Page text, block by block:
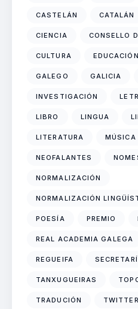
CASTELÁN CATALÁN
CIENCIA CONSELLO
CULTURA EDUCACIÓN
GALEGO GALICIA
INVESTIGACIÓN
LIBRO LINGUA
LITERATURA MÚSICA
NEOFALANTES
NORMALIZACIÓN
NORMALIZACIÓN
POESÍA PREMIO
REAL ACADEMIA GALEGA
REGUEIFA
TANXUGUEIRAS
TRADUCIÓN TWITTER